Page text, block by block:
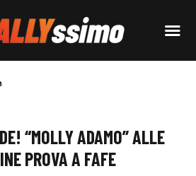
“MOLLY ADAMO” ALLE
PROVA A FAFE